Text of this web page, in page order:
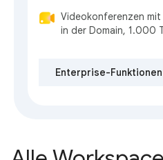
Videokonferenzen mit
in der Domain, 1.000
Enterprise-